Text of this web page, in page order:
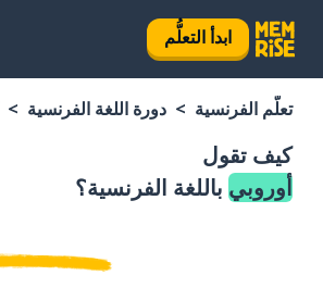
ابدأ التعلُّم
تعلَّم الفرنسية دورة اللغة الفرنسية
كيف تقول
أوروبي باللغة الفرنسية؟